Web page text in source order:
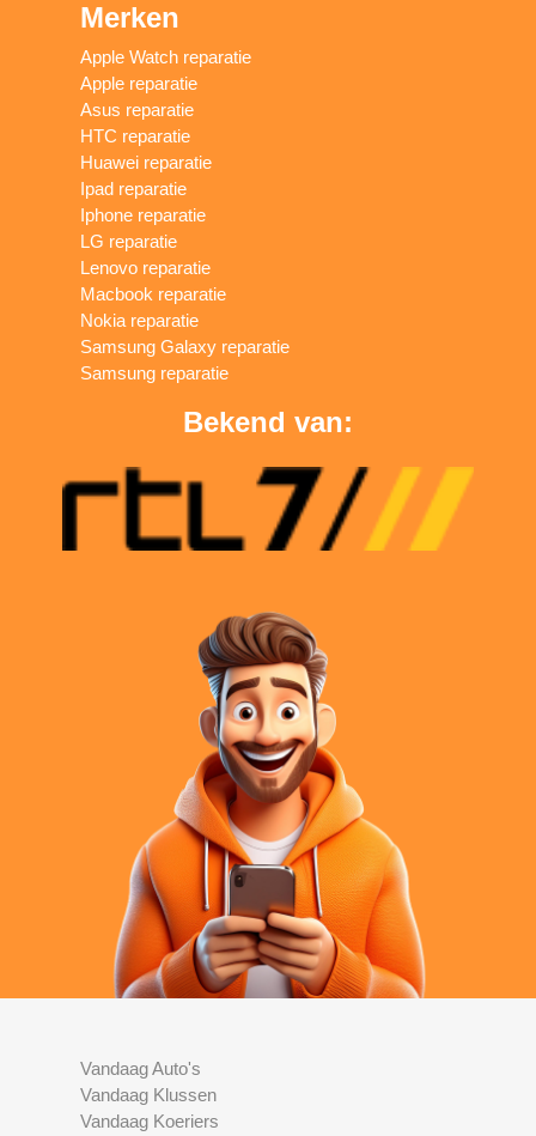
Merken
Apple Watch reparatie
Apple reparatie
Asus reparatie
HTC reparatie
Huawei reparatie
Ipad reparatie
Iphone reparatie
LG reparatie
Lenovo reparatie
Macbook reparatie
Nokia reparatie
Samsung Galaxy reparatie
Samsung reparatie
Bekend van:
Vandaag Auto's
Vandaag Klussen
Vandaag Koeriers